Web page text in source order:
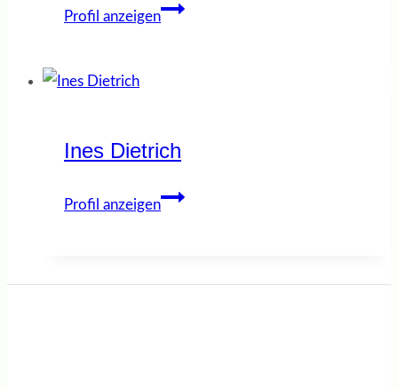
Profil anzeigenMichael
Ines Dietrich
Profil anzeigenInes